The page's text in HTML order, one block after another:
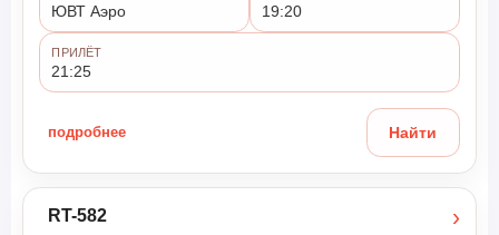
ЮВТ Аэро 19:20
ПРИЛЁТ
21:25
подробнее Найти
RT-582 ›